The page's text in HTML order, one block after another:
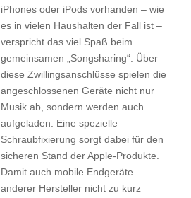
iPhones oder iPods vorhanden – wie
es in vielen Haushalten der Fall ist –
verspricht das viel Spaß beim
gemeinsamen „Songsharing“. Über
diese Zwillingsanschlüsse spielen die
angeschlossenen Geräte nicht nur
Musik ab, sondern werden auch
aufgeladen. Eine spezielle
Schraubfixierung sorgt dabei für den
sicheren Stand der Apple-Produkte.
Damit auch mobile Endgeräte
anderer Hersteller nicht zu kurz